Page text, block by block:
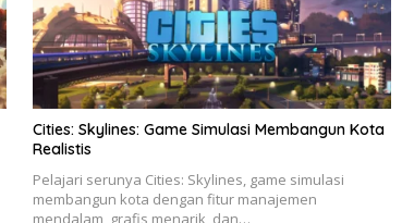
Cities: Skylines: Game Simulasi Membangun Kota
Realistis
Pelajari serunya Cities: Skylines, game simulasi
membangun kota dengan fitur manajemen
mendalam, grafis menarik, dan…